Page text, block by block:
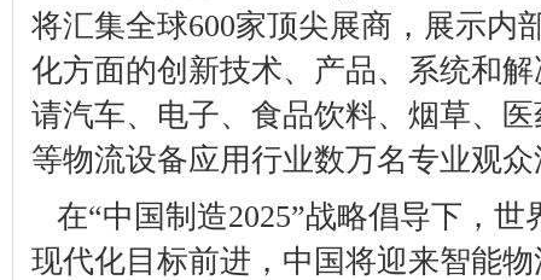
将汇集全球600家顶尖展商，展示内
化方面的创新技术、产品、系统和
请汽车、电子、食品饮料、烟草、
等物流设备应用行业数万名专业观
在“中国制造2025”战略倡导下，世
现代化目标前进，中国将迎来智能